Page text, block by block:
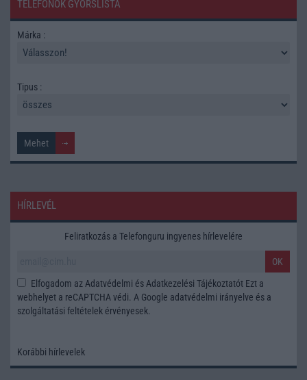
TELEFONOK GYORSLISTA
Márka :
Tipus :
HÍRLEVÉL
Feliratkozás a Telefonguru ingyenes hírlevelére
OK
Elfogadom az Adatvédelmi és Adatkezelési Tájékoztatót Ezt a
webhelyet a reCAPTCHA védi. A Google adatvédelmi irányelve és a
szolgáltatási feltételek érvényesek.
Korábbi hírlevelek